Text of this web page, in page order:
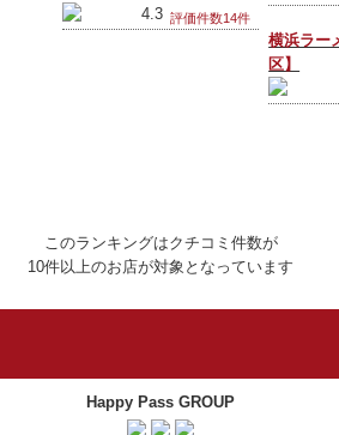
4.3評価件数14件
横浜ラー
区】
このランキングはクチコミ件数が
10件以上のお店が対象となっています
Happy Pass GROUP